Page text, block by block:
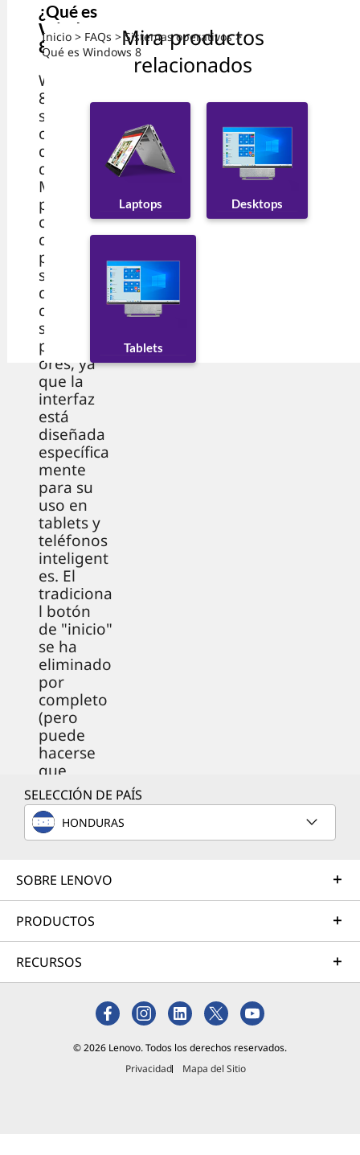
Inicio > FAQs >Sistemas operativos>
Qué es Windows 8
¿Qué es
Windows
8?
Windows
8 es un
sistema
operativo
desarrolla
do por
Microsoft
para
computa
doras
personale
s. Es muy
diferente
de todos
sus
predeces
ores, ya
que la
interfaz
está
diseñada
específica
mente
para su
uso en
tablets y
teléfonos
inteligent
es. El
tradiciona
l botón
de "inicio"
se ha
eliminado
por
completo
(pero
puede
hacerse
que
aparezca
con el uso
de un
programa
terceros)
y la
mayoría
de las
laptops
con
Windows
instalado
Mira productos
relacionados
Laptops Desktops
Tablets
SELECCIÓN DE PAÍS
HONDURAS
SOBRE LENOVO
PRODUCTOS
RECURSOS
© 2026 Lenovo. Todos los derechos reservados.
Privacidad
Mapa del Sitio